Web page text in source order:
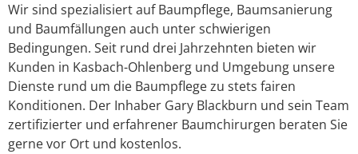
Wir sind spezialisiert auf Baumpflege, Baumsanierung
und Baumfällungen auch unter schwierigen
Bedingungen. Seit rund drei Jahrzehnten bieten wir
Kunden in Kasbach-Ohlenberg und Umgebung unsere
Dienste rund um die Baumpflege zu stets fairen
Konditionen. Der Inhaber Gary Blackburn und sein Team
zertifizierter und erfahrener Baumchirurgen beraten Sie
gerne vor Ort und kostenlos.